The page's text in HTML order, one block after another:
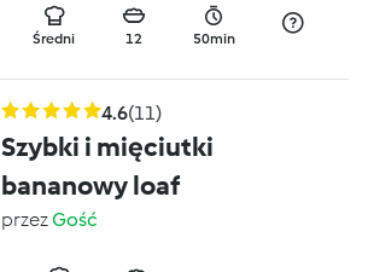
Średni 12 50min
4.6(11)
Szybki i mięciutki
bananowy loaf
przezGość